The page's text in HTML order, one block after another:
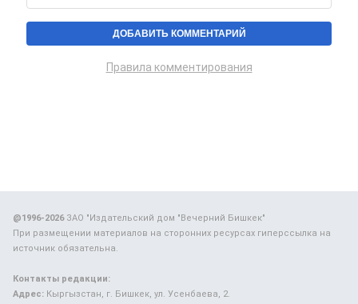
Правила комментирования
@1996-2026ЗАО "Издательский дом "Вечерний Бишкек"
При размещении материалов на сторонних ресурсах гиперссылка на
источник обязательна.
Контакты редакции:
Адрес: Кыргызстан, г. Бишкек, ул. Усенбаева, 2.